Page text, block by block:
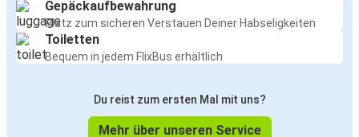
Gepäckaufbewahrung
Platz zum sicheren Verstauen Deiner Habseligkeiten
Toiletten
Bequem in jedem FlixBus erhältlich
Du reist zum ersten Mal mit uns?
Mehr über unseren Service